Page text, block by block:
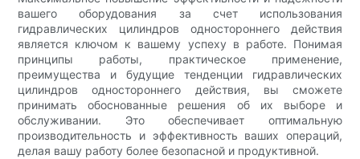
вашего оборудования за счет использования
гидравлических цилиндров одностороннего действия
является ключом к вашему успеху в работе. Понимая
принципы работы, практическое применение,
преимущества и будущие тенденции гидравлических
цилиндров одностороннего действия, вы сможете
принимать обоснованные решения об их выборе и
обслуживании. Это обеспечивает оптимальную
производительность и эффективность ваших операций,
делая вашу работу более безопасной и продуктивной.